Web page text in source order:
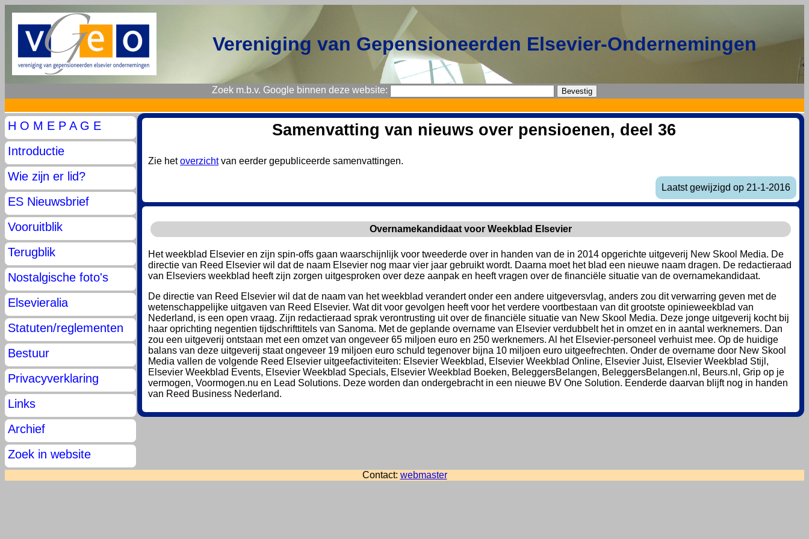
Vereniging van Gepensioneerden Elsevier-Ondernemingen
Zoek m.b.v. Google binnen deze website:
H O M E P A G E
Introductie
Wie zijn er lid?
ES Nieuwsbrief
Vooruitblik
Terugblik
Nostalgische foto's
Elsevieralia
Statuten/reglementen
Bestuur
Privacyverklaring
Links
Archief
Zoek in website
Samenvatting van nieuws over pensioenen, deel 36
Zie hetoverzichtvan eerder gepubliceerde samenvattingen.
Laatst gewijzigd op 21-1-2016
Overnamekandidaat voor Weekblad Elsevier
Het weekblad Elsevier en zijn spin-offs gaan waarschijnlijk voor tweederde over in handen van de in 2014 opgerichte uitgeverij New Skool Media. De
directie van Reed Elsevier wil dat de naam Elsevier nog maar vier jaar gebruikt wordt. Daarna moet het blad een nieuwe naam dragen. De redactieraad
van Elseviers weekblad heeft zijn zorgen uitgesproken over deze aanpak en heeft vragen over de financiële situatie van de overnamekandidaat.
De directie van Reed Elsevier wil dat de naam van het weekblad verandert onder een andere uitgeversvlag, anders zou dit verwarring geven met de
wetenschappelijke uitgaven van Reed Elsevier. Wat dit voor gevolgen heeft voor het verdere voortbestaan van dit grootste opinieweekblad van
Nederland, is een open vraag. Zijn redactieraad sprak verontrusting uit over de financiële situatie van New Skool Media. Deze jonge uitgeverij kocht bij
haar oprichting negentien tijdschrifttitels van Sanoma. Met de geplande overname van Elsevier verdubbelt het in omzet en in aantal werknemers. Dan
zou een uitgeverij ontstaan met een omzet van ongeveer 65 miljoen euro en 250 werknemers. Al het Elsevier-personeel verhuist mee. Op de huidige
balans van deze uitgeverij staat ongeveer 19 miljoen euro schuld tegenover bijna 10 miljoen euro uitgeefrechten. Onder de overname door New Skool
Media vallen de volgende Reed Elsevier uitgeefactiviteiten: Elsevier Weekblad, Elsevier Weekblad Online, Elsevier Juist, Elsevier Weekblad Stijl,
Elsevier Weekblad Events, Elsevier Weekblad Specials, Elsevier Weekblad Boeken, BeleggersBelangen, BeleggersBelangen.nl, Beurs.nl, Grip op je
vermogen, Voormogen.nu en Lead Solutions. Deze worden dan ondergebracht in een nieuwe BV One Solution. Eenderde daarvan blijft nog in handen
van Reed Business Nederland.
Contact: webmaster